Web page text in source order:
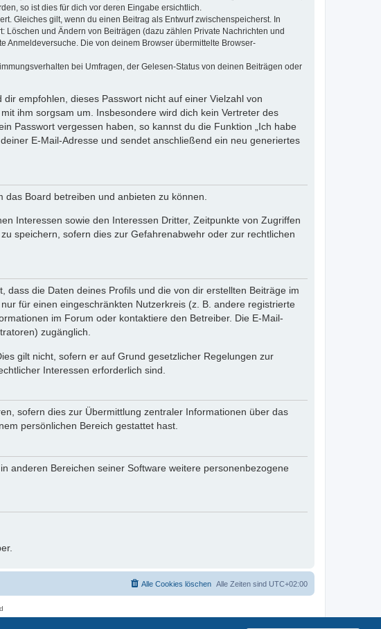
so ist dies für dich vor deren Eingabe ersichtlich.
Gleiches gilt, wenn du einen Beitrag als Entwurf zwischenspeicherst. In
und Ändern von Beiträgen (dazu zählen Private Nachrichten und
Anmeldeversuche. Die von deinem Browser übermittelte Browser-
bei Umfragen, der Gelesen-Status von deinen Beiträgen oder
empfohlen, dieses Passwort nicht auf einer Vielzahl von
ihm sorgsam um. Insbesondere wird dich kein Vertreter des
Passwort vergessen haben, so kannst du die Funktion „Ich habe
E-Mail-Adresse und sendet anschließend ein neu generiertes
Board betreiben und anbieten zu können.
Interessen sowie den Interessen Dritter, Zeitpunkte von Zugriffen
speichern, sofern dies zur Gefahrenabwehr oder zur rechtlichen
die Daten deines Profils und die von dir erstellten Beiträge im
für einen eingeschränkten Nutzerkreis (z. B. andere registrierte
im Forum oder kontaktiere den Betreiber. Die E-Mail-
zugänglich.
gilt nicht, sofern er auf Grund gesetzlicher Regelungen zur
Interessen erforderlich sind.
sofern dies zur Übermittlung zentraler Informationen über das
persönlichen Bereich gestattet hast.
anderen Bereichen seiner Software weitere personenbezogene
Alle Zeiten sind UTC+02:00
Alle Cookies löschen